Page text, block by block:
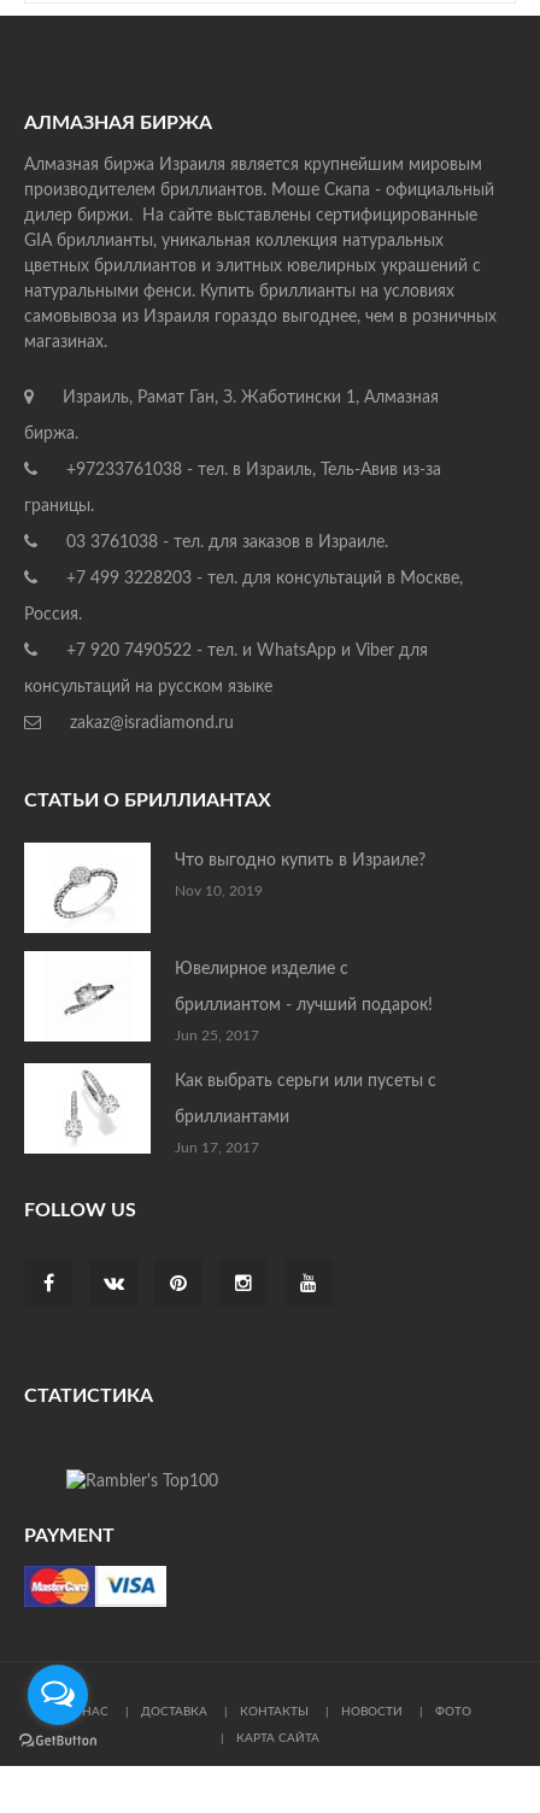
АЛМАЗНАЯ БИРЖА
Алмазная биржа Израиля является крупнейшим мировым
производителем бриллиантов. Моше Скапа - официальный
дилер биржи. На сайте выставлены сертифицированные
GIA бриллианты, уникальная коллекция натуральных
цветных бриллиантов и элитных ювелирных украшений с
натуральными фенси. Купить бриллианты на условиях
самовывоза из Израиля гораздо выгоднее, чем в розничных
магазинах.
Израиль, Рамат Ган, З. Жаботински 1, Алмазная
биржа.
+97233761038 - тел. в Израиль, Тель-Авив из-за
границы.
03 3761038 - тел. для заказов в Израиле.
+7 499 3228203 - тел. для консультаций в Москве,
Россия.
+7 920 7490522 - тел. и WhatsApp и Viber для
консультаций на русском языке
zakaz@isradiamond.ru
СТАТЬИ О БРИЛЛИАНТАХ
Что выгодно купить в Израиле?
Nov 10, 2019
Ювелирное изделие с
бриллиантом - лучший подарок!
Jun 25, 2017
Как выбрать серьги или пусеты с
бриллиантами
Jun 17, 2017
FOLLOW US
СТАТИСТИКА
PAYMENT
О НАС ДОСТАВКА КОНТАКТЫ НОВОСТИ ФОТО
КАРТА САЙТА